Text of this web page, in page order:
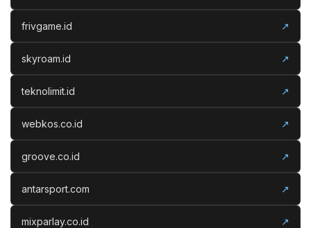
frivgame.id ↗
skyroam.id ↗
teknolimit.id ↗
webkos.co.id ↗
groove.co.id ↗
antarsport.com ↗
mixparlay.co.id ↗